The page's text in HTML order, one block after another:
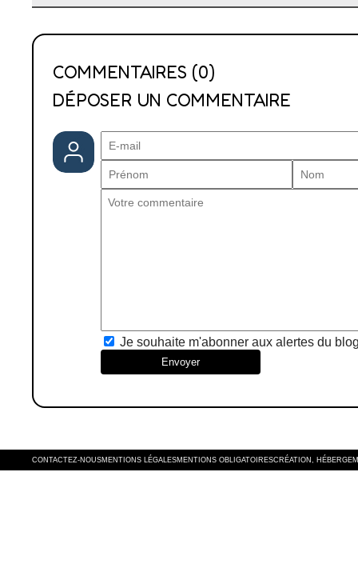
COMMENTAIRES (0)
DÉPOSER UN COMMENTAIRE
Je souhaite m'abonner aux alertes du
Envoyer
CONTACTEZ-NOUSMENTIONS LÉGALESMENTIONS OBLIGATOIRESCRÉATION,